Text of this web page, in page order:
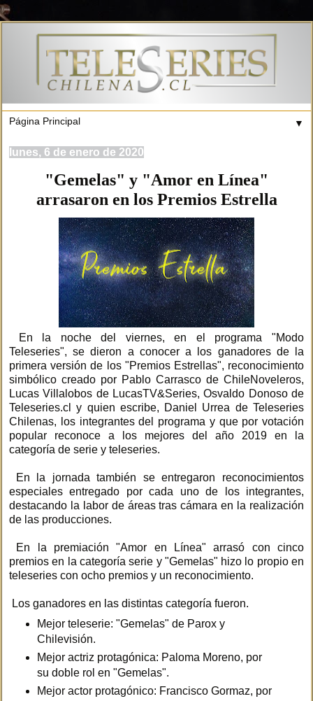
▼
lunes, 6 de enero de 2020
"Gemelas" y "Amor en Línea"
arrasaron en los Premios Estrella
En la noche del viernes, en el programa "Modo
Teleseries", se dieron a conocer a los ganadores de la
primera versión de los "Premios Estrellas", reconocimiento
simbólico creado por Pablo Carrasco de ChileNoveleros,
Lucas Villalobos de LucasTV&Series, Osvaldo Donoso de
Teleseries.cl y quien escribe, Daniel Urrea de Teleseries
Chilenas, los integrantes del programa y que por votación
popular reconoce a los mejores del año 2019 en la
categoría de serie y teleseries.
En la jornada también se entregaron reconocimientos
especiales entregado por cada uno de los integrantes,
destacando la labor de áreas tras cámara en la realización
de las producciones.
En la premiación "Amor en Línea" arrasó con cinco
premios en la categoría serie y "Gemelas" hizo lo propio en
teleseries con ocho premios y un reconocimiento.
Los ganadores en las distintas categoría fueron.
Mejor teleserie: "Gemelas" de Parox y
Chilevisión.
Mejor actriz protagónica: Paloma Moreno, por
su doble rol en "Gemelas".
Mejor actor protagónico: Francisco Gormaz, por